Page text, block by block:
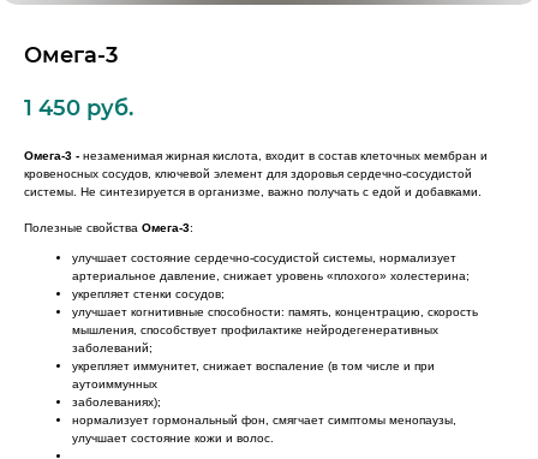
Омега-3
1 450 руб.
Омега-3 - незаменимая жирная кислота, входит в состав клеточных мембран и
кровеносных сосудов, ключевой элемент для здоровья сердечно-сосудистой
системы. Не синтезируется в организме, важно получать с едой и добавками.
Полезные свойства Омега-3:
улучшает состояние сердечно-сосудистой системы, нормализует
артериальное давление, снижает уровень «плохого» холестерина;
укрепляет стенки сосудов;
улучшает когнитивные способности: память, концентрацию, скорость
мышления, способствует профилактике нейродегенеративных
заболеваний;
укрепляет иммунитет, снижает воспаление (в том числе и при
аутоиммунных
заболеваниях);
нормализует гормональный фон, смягчает симптомы менопаузы,
улучшает состояние кожи и волос.